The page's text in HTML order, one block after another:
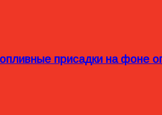
присадки на фоне